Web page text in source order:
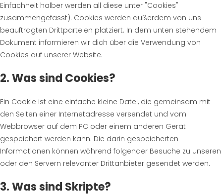
Einfachheit halber werden all diese unter "Cookies"
zusammengefasst). Cookies werden außerdem von uns
beauftragten Drittparteien platziert. In dem unten stehendem
Dokument informieren wir dich über die Verwendung von
Cookies auf unserer Website.
2. Was sind Cookies?
Ein Cookie ist eine einfache kleine Datei, die gemeinsam mit
den Seiten einer Internetadresse versendet und vom
Webbrowser auf dem PC oder einem anderen Gerät
gespeichert werden kann. Die darin gespeicherten
Informationen können während folgender Besuche zu unseren
oder den Servern relevanter Drittanbieter gesendet werden.
3. Was sind Skripte?